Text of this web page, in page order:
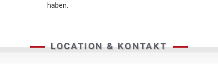
haben.
LOCATION & KONTAKT